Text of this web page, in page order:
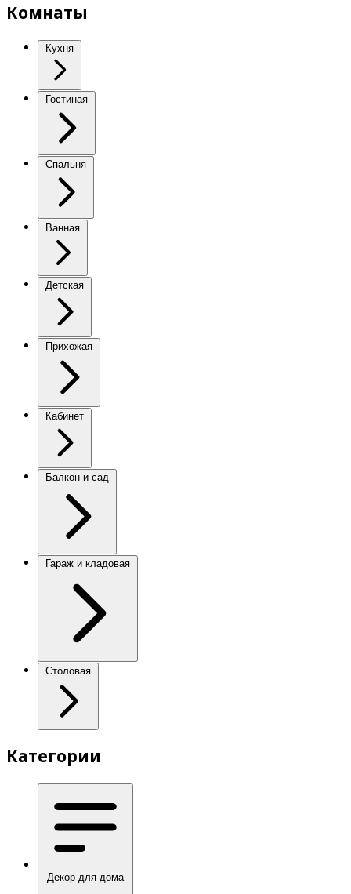
Комнаты
Кухня
Гостиная
Спальня
Ванная
Детская
Прихожая
Кабинет
Балкон и сад
Гараж и кладовая
Столовая
Категории
Декор для дома